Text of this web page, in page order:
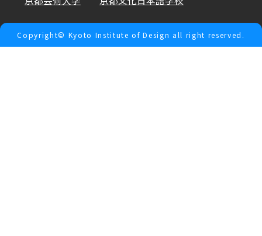
Copyright© Kyoto Institute of Design all right reserved.